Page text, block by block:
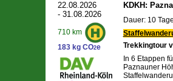
22.08.2026
- 31.08.2026
710 km
183 kg CO2e
KDKH:
Dauer: 10
Trekkingtour
In 6 Etappen
Paznauner